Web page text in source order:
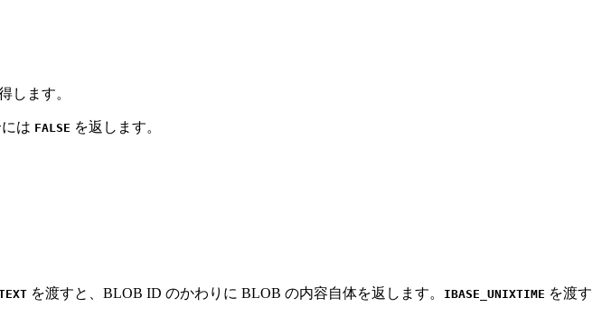
します。
は FALSE を返します。
を渡すと、BLOB ID のかわりに BLOB の内容自体を返します。 IBASE_UNIXTIME を渡す